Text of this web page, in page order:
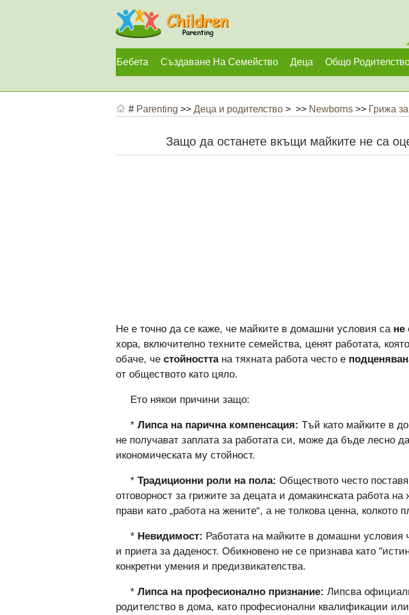
Бебета Създаване На Семейство Деца Общо
# Parenting >> Деца и родителство > >> Newborns >> Грижа
Защо да останете вкъщи майките не са
Не е точно да се каже, че майките в домашни условия са не
хора, включително техните семейства, ценят работата,
обаче, че стойността на тяхната работа често е
от обществото като цяло.
Ето някои причини защо:
* Липса на парична компенсация: Тъй като майките в
не получават заплата за работата си, може да бъде лесно
икономическата му стойност.
* Традиционни роли на пола: Обществото често
отговорност за грижите за децата и домакинската работа на
прави като „работа на жените“, а не толкова ценна, колкото
* Невидимост: Работата на майките в домашни условия
и приета за даденост. Обикновено не се признава като
конкретни умения и предизвикателства.
* Липса на професионално признание: Липсва
родителство в дома, като професионални квалификации